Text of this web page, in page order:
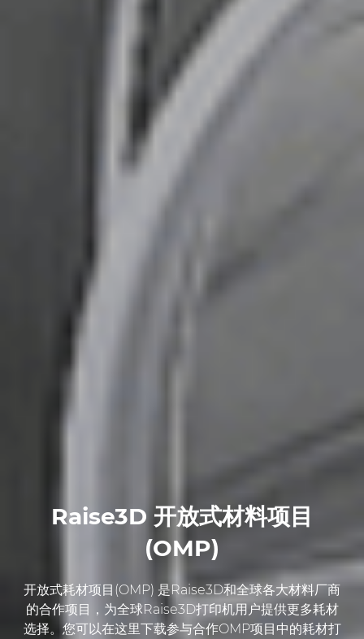
Raise3D 开放式材料项目
(OMP)
开放式耗材项目(OMP) 是Raise3D和全球各大材料厂商
的合作项目，为全球Raise3D打印机用户提供更多耗材
选择。您可以在这里下载参与合作OMP项目中的耗材打